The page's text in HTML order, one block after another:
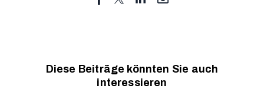
Diese Beiträge könnten Sie auch
interessieren